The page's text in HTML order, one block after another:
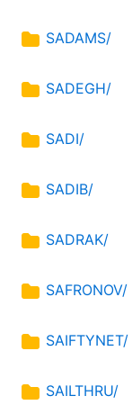
SADAMS/
SADEGH/
SADI/
SADIB/
SADRAK/
SAFRONOV/
SAIFTYNET/
SAILTHRU/